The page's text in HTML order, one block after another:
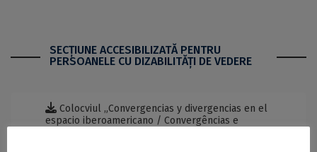
SECŢIUNE ACCESIBILIZATĂ PENTRU
PERSOANELE CU DIZABILITĂŢI DE VEDERE
Colocviul „Convergencias y divergencias en el
espacio iberoamericano / Convergências e